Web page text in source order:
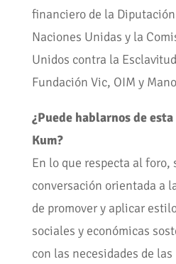
financiero de la
Naciones Unidas y la
Unidos contra la
Fundación Vic, OIM y
¿Puede hablarnos de
Kum?
En lo que respecta al foro,
conversación orientada a
de promover y aplicar
sociales y económicas
con las necesidades de